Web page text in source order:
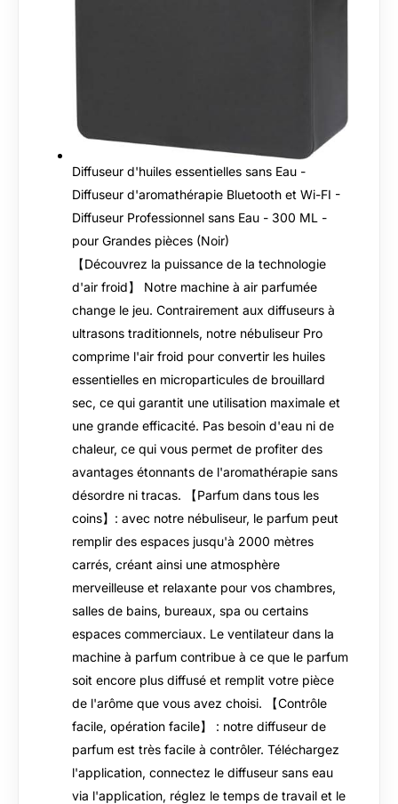
Diffuseur d'huiles essentielles sans Eau -
Diffuseur d'aromathérapie Bluetooth et Wi-FI -
Diffuseur Professionnel sans Eau - 300 ML -
pour Grandes pièces (Noir)
【Découvrez la puissance de la technologie
d'air froid】 Notre machine à air parfumée
change le jeu. Contrairement aux diffuseurs à
ultrasons traditionnels, notre nébuliseur Pro
comprime l'air froid pour convertir les huiles
essentielles en microparticules de brouillard
sec, ce qui garantit une utilisation maximale et
une grande efficacité. Pas besoin d'eau ni de
chaleur, ce qui vous permet de profiter des
avantages étonnants de l'aromathérapie sans
désordre ni tracas. 【Parfum dans tous les
coins】: avec notre nébuliseur, le parfum peut
remplir des espaces jusqu'à 2000 mètres
carrés, créant ainsi une atmosphère
merveilleuse et relaxante pour vos chambres,
salles de bains, bureaux, spa ou certains
espaces commerciaux. Le ventilateur dans la
machine à parfum contribue à ce que le parfum
soit encore plus diffusé et remplit votre pièce
de l'arôme que vous avez choisi. 【Contrôle
facile, opération facile】 : notre diffuseur de
parfum est très facile à contrôler. Téléchargez
l'application, connectez le diffuseur sans eau
via l'application, réglez le temps de travail et le